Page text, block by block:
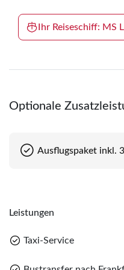
Ihr Reiseschiff: MS
Optionale
Ausflugspaket inkl.
Leistungen
Taxi-Service